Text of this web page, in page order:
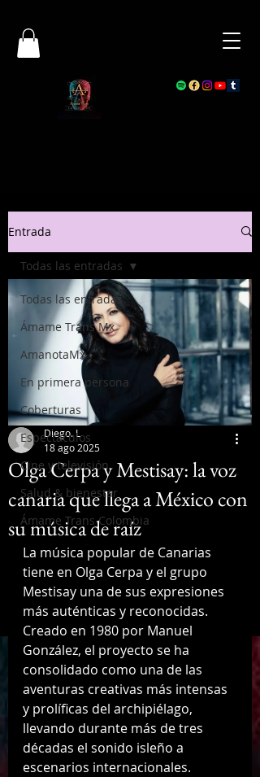
Entrada
Todas las entradas
Ámame Trans Mx
AmanotaMx
En primera persona
Coberturas
Espectáculos
Cine y televisión
Salud & bienestar
Ámame Trans Colombia
Todas las entradas
Olga Cerpa y Mestisay: la voz
canaria que llega a México con
su música de raíz
Diego. L
18 ago 2025
La música popular de Canarias
tiene en Olga Cerpa y el grupo
Mestisay una de sus expresiones
más auténticas y reconocidas.
Creado en 1980 por Manuel
González, el proyecto se ha
consolidado como una de las
aventuras creativas más intensas
y prolíficas del archipiélago,
llevando durante más de tres
décadas el sonido isleño a
escenarios internacionales.